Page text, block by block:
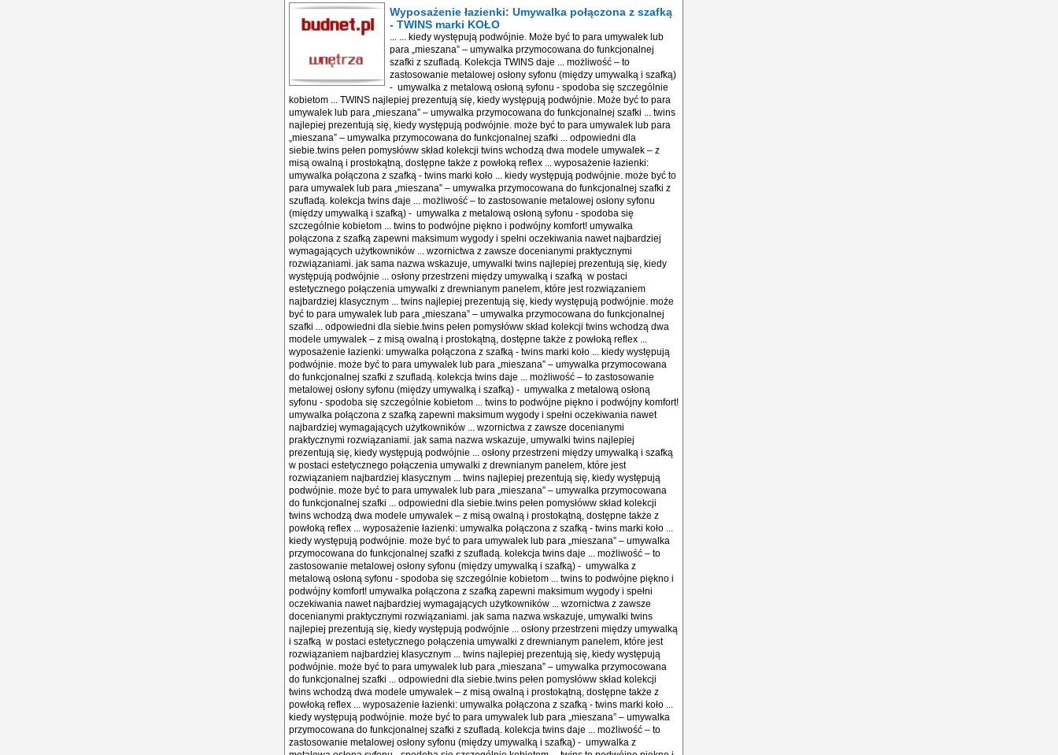
Wyposażenie łazienki: Umywalka połączona z szafką
- TWINS marki KOŁO
... ... kiedy występują podwójnie. Może być to para umywalek lub para „mieszana” – umywalka przymocowana do funkcjonalnej szafki z szufladą. Kolekcja TWINS daje ... możliwość – to zastosowanie metalowej osłony syfonu (między umywalką i szafką) - umywalka z metalową osłoną syfonu - spodoba się szczególnie kobietom ... TWINS najlepiej prezentują się, kiedy występują podwójnie. Może być to para umywalek lub para „mieszana” – umywalka przymocowana do funkcjonalnej szafki ... twins najlepiej prezentują się, kiedy występują podwójnie. może być to para umywalek lub para „mieszana” – umywalka przymocowana do funkcjonalnej szafki ... odpowiedni dla siebie.twins pełen pomysłóww skład kolekcji twins wchodzą dwa modele umywalek – z misą owalną i prostokątną, dostępne także z powłoką reflex ... wyposażenie łazienki: umywalka połączona z szafką - twins marki koło ... kiedy występują podwójnie. może być to para umywalek lub para „mieszana” – umywalka przymocowana do funkcjonalnej szafki z szufladą. kolekcja twins daje ... możliwość – to zastosowanie metalowej osłony syfonu (między umywalką i szafką) - umywalka z metalową osłoną syfonu - spodoba się szczególnie kobietom ... twins to podwójne piękno i podwójny komfort! umywalka połączona z szafką zapewni maksimum wygody i spełni oczekiwania nawet najbardziej wymagających użytkowników ... wzornictwa z zawsze docenianymi praktycznymi rozwiązaniami. jak sama nazwa wskazuje, umywalki twins najlepiej prezentują się, kiedy występują podwójnie ... osłony przestrzeni między umywalką i szafką w postaci estetycznego połączenia umywalki z drewnianym panelem, które jest rozwiązaniem najbardziej klasycznym ... twins najlepiej prezentują się, kiedy występują podwójnie. może być to para umywalek lub para „mieszana” – umywalka przymocowana do funkcjonalnej szafki ... odpowiedni dla siebie.twins pełen pomysłóww skład kolekcji twins wchodzą dwa modele umywalek – z misą owalną i prostokątną, dostępne także z powłoką reflex ... wyposażenie łazienki: umywalka połączona z szafką - twins marki koło ... kiedy występują podwójnie. może być to para umywalek lub para „mieszana” – umywalka przymocowana do funkcjonalnej szafki z szufladą. kolekcja twins daje ... możliwość – to zastosowanie metalowej osłony syfonu (między umywalką i szafką) - umywalka z metalową osłoną syfonu - spodoba się szczególnie kobietom ... twins to podwójne piękno i podwójny komfort! umywalka połączona z szafką zapewni maksimum wygody i spełni oczekiwania nawet najbardziej wymagających użytkowników ... wzornictwa z zawsze docenianymi praktycznymi rozwiązaniami. jak sama nazwa wskazuje, umywalki twins najlepiej prezentują się, kiedy występują podwójnie ... osłony przestrzeni między umywalką i szafką w postaci estetycznego połączenia umywalki z drewnianym panelem, które jest rozwiązaniem najbardziej klasycznym ... twins najlepiej prezentują się, kiedy występują podwójnie. może być to para umywalek lub para „mieszana” – umywalka przymocowana do funkcjonalnej szafki ... odpowiedni dla siebie.twins pełen pomysłóww skład kolekcji twins wchodzą dwa modele umywalek – z misą owalną i prostokątną, dostępne także z powłoką reflex ... wyposażenie łazienki: umywalka połączona z szafką - twins marki koło ... kiedy występują podwójnie. może być to para umywalek lub para „mieszana” – umywalka przymocowana do funkcjonalnej szafki z szufladą. kolekcja twins daje ... możliwość – to zastosowanie metalowej osłony syfonu (między umywalką i szafką) - umywalka z metalową osłoną syfonu - spodoba się szczególnie kobietom ... twins to podwójne piękno i podwójny komfort! umywalka połączona z szafką zapewni maksimum wygody i spełni oczekiwania nawet najbardziej wymagających użytkowników ... wzornictwa z zawsze docenianymi praktycznymi rozwiązaniami. jak sama nazwa wskazuje, umywalki twins najlepiej prezentują się, kiedy występują podwójnie ... osłony przestrzeni między umywalką i szafką w postaci estetycznego połączenia umywalki z drewnianym panelem, które jest rozwiązaniem najbardziej klasycznym ... twins najlepiej prezentują się, kiedy występują podwójnie. może być to para umywalek lub para „mieszana” – umywalka przymocowana do funkcjonalnej szafki ... odpowiedni dla siebie.twins pełen pomysłóww skład kolekcji twins wchodzą dwa modele umywalek – z misą owalną i prostokątną, dostępne także z powłoką reflex ... wyposażenie łazienki: umywalka połączona z szafką - twins marki koło ... kiedy występują podwójnie. może być to para umywalek lub para „mieszana” – umywalka przymocowana do funkcjonalnej szafki z szufladą. kolekcja twins daje ... możliwość – to zastosowanie metalowej osłony syfonu (między umywalką i szafką) - umywalka z metalową osłoną syfonu - spodoba się szczególnie kobietom ... twins to podwójne piękno i podwójny komfort! umywalka połączona z szafką zapewni maksimum wygody i spełni oczekiwania nawet najbardziej wymagających użytkowników ... wzornictwa z zawsze docenianymi praktycznymi rozwiązaniami. jak sama nazwa wskazuje, umywalki twins najlepiej prezentują się, kiedy występują podwójnie ... osłony przestrzeni między umywalką i szafką w postaci estetycznego połączenia umywalki z drewnianym panelem, które jest rozwiązaniem najbardziej klasycznym ... twins najlepiej prezentują się, kiedy występują podwójnie. może być to para umywalek lub para „mieszana” – umywalka przymocowana do funkcjonalnej szafki ... odpowiedni dla siebie.twins pełen pomysłóww skład kolekcji twins wchodzą dwa modele umywalek – z misą owalną i prostokątną, dostępne także z powłoką reflex ... wyposażenie łazienki: umywalka połączona z szafką - twins marki koło ... kiedy występują podwójnie. może być to para umywalek lub para „mieszana” – umywalka przymocowana do funkcjonalnej szafki z szufladą. kolekcja twins daje ... możliwość – to zastosowanie metalowej osłony syfonu (między umywalką i szafką) - umywalka z metalową osłoną syfonu - spodoba się szczególnie kobietom ... twins to podwójne piękno i podwójny komfort! umywalka połączona z szafką zapewni maksimum wygody i spełni oczekiwania nawet najbardziej wymagających użytkowników ... wzornictwa z zawsze docenianymi praktycznymi rozwiązaniami. jak sama nazwa wskazuje, umywalki twins najlepiej prezentują się, kiedy występują podwójnie ... osłony przestrzeni między umywalką i szafką w postaci estetycznego połączenia umywalki z drewnianym panelem, które jest rozwiązaniem najbardziej klasycznym ... twins najlepiej prezentują się, kiedy występują podwójnie. może być to para umywalek lub para „mieszana” – umywalka przymocowana do funkcjonalnej szafki ... odpowiedni dla siebie.twins pełen pomysłóww skład kolekcji twins wchodzą dwa modele umywalek – z misą owalną i prostokątną, dostępne także z powłoką reflex ... wyposażenie łazienki: umywalka połączona z szafką - twins marki koło ... kiedy występują podwójnie. może być to para umywalek lub para „mieszana” – umywalka przymocowana do funkcjonalnej szafki z szufladą. kolekcja twins daje ... możliwość – to zastosowanie metalowej osłony syfonu (między umywalką i szafką) - umywalka z metalową osłoną syfonu - spodoba się szczególnie kobietom ... twins to podwójne piękno i podwójny komfort! umywalka połączona z szafką zapewni maksimum wygody i spełni oczekiwania nawet najbardziej wymagających użytkowników ... wzornictwa z zawsze docenianymi praktycznymi rozwiązaniami. jak sama nazwa wskazuje, umywalki twins najlepiej prezentują się, kiedy występują podwójnie ... osłony przestrzeni między umywalką i szafką w postaci estetycznego połączenia umywalki z drewnianym panelem, które jest rozwiązaniem najbardziej klasycznym ... twins najlepiej prezentują się, kiedy występują podwójnie. może być to para umywalek lub para „mieszana” – umywalka przymocowana do funkcjonalnej szafki ... odpowiedni dla siebie.twins pełen pomysłóww skład kolekcji twins wchodzą dwa modele umywalek – z misą owalną i prostokątną, dostępne także z powłoką reflex ... wyposażenie łazienki: umywalka połączona z szafką - twins marki koło ... kiedy występują podwójnie. może być to para umywalek lub para „mieszana” – umywalka przymocowana do funkcjonalnej szafki z szufladą. kolekcja twins daje ... możliwość – to zastosowanie metalowej osłony syfonu (między umywalką i szafką) - umywalka z metalową osłoną syfonu - spodoba się szczególnie kobietom ... twins to podwójne piękno i podwójny komfort! umywalka połączona z szafką zapewni maksimum wygody i spełni oczekiwania nawet najbardziej wymagających użytkowników ... wzornictwa z zawsze docenianymi praktycznymi rozwiązaniami. jak sama nazwa wskazuje, umywalki twins najlepiej prezentują się, kiedy występują podwójnie ... osłony przestrzeni między umywalką i szafką w postaci estetycznego połączenia umywalki z drewnianym panelem, które jest rozwiązaniem najbardziej klasycznym ... twins najlepiej prezentują się, kiedy występują podwójnie. może być to para umywalek lub para „mieszana” – umywalka przymocowana do funkcjonalnej szafki ... odpowiedni dla siebie.twins pełen pomysłóww skład kolekcji twins wchodzą dwa modele umywalek – z misą owalną i prostokątną, dostępne także z powłoką reflex ... wyposażenie łazienki: umywalka połączona z szafką - twins marki koło ... kiedy występują podwójnie. może być to para umywalek lub para „mieszana” – umywalka przymocowana do funkcjonalnej szafki z szufladą. kolekcja twins daje ... możliwość – to zastosowanie metalowej osłony syfonu (między umywalką i szafką) - umywalka z metalową osłoną syfonu - spodoba się szczególnie kobietom ... twins to podwójne piękno i podwójny komfort! umywalka połączona z szafką zapewni maksimum wygody i spełni oczekiwania nawet najbardziej wymagających użytkowników ... wzornictwa z zawsze docenianymi praktycznymi rozwiązaniami. jak sama nazwa wskazuje, umywalki twins najlepiej prezentują się, kiedy występują podwójnie ... osłony przestrzeni między umywalką i szafką w postaci estetycznego połączenia umywalki z drewnianym panelem, które jest rozwiązaniem najbardziej klasycznym ... twins najlepiej prezentują się, kiedy wyst